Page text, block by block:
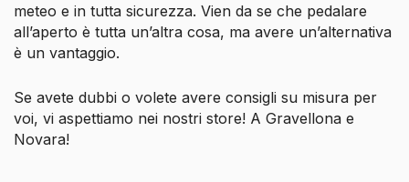
meteo e in tutta sicurezza. Vien da se che pedalare
all’aperto è tutta un’altra cosa, ma avere un’alternativa
è un vantaggio.
Se avete dubbi o volete avere consigli su misura per
voi, vi aspettiamo nei nostri store! A Gravellona e
Novara!